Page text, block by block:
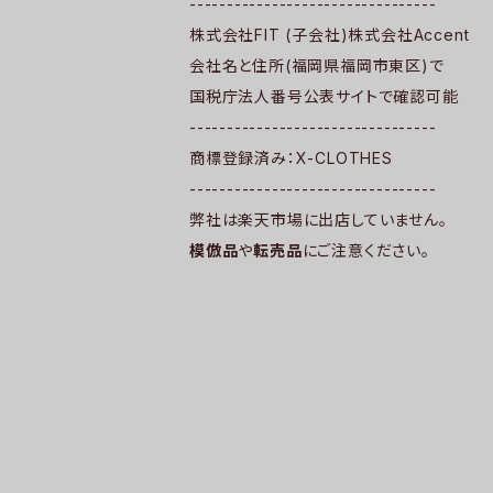
---------------------------------
株式会社FIT (子会社)株式会社Accent
会社名と住所(福岡県福岡市東区)で
国税庁法人番号公表サイトで確認可能
---------------------------------
商標登録済み：X-CLOTHES
---------------------------------
弊社は楽天市場に出店していません。
模倣品や転売品にご注意ください。